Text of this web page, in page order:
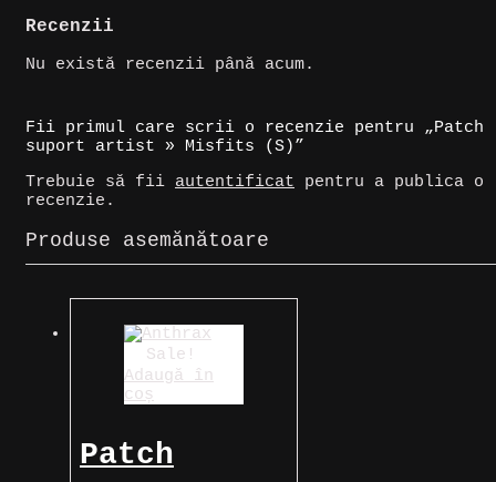
Recenzii
Nu există recenzii până acum.
Fii primul care scrii o recenzie pentru „Patch
suport artist » Misfits (S)”
Trebuie să fii autentificat pentru a publica o
recenzie.
Produse asemănătoare
Sale!
Adaugă în
coș
Patch